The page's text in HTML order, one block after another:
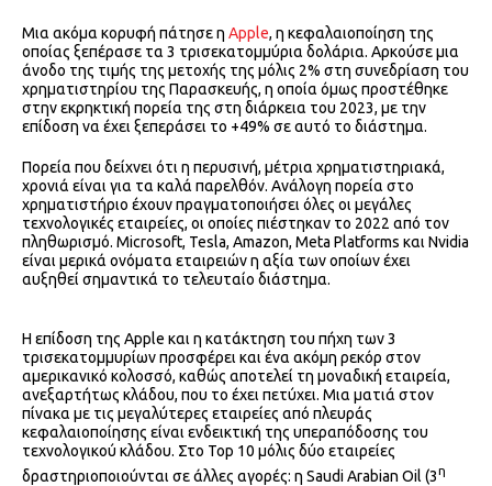
Μια ακόμα κορυφή πάτησε η Apple, η κεφαλαιοποίηση της
οποίας ξεπέρασε τα 3 τρισεκατομμύρια δολάρια. Αρκούσε μια
άνοδο της τιμής της μετοχής της μόλις 2% στη συνεδρίαση του
χρηματιστηρίου της Παρασκευής, η οποία όμως προστέθηκε
στην εκρηκτική πορεία της στη διάρκεια του 2023, με την
επίδοση να έχει ξεπεράσει το +49% σε αυτό το διάστημα.
Πορεία που δείχνει ότι η περυσινή, μέτρια χρηματιστηριακά,
χρονιά είναι για τα καλά παρελθόν. Ανάλογη πορεία στο
χρηματιστήριο έχουν πραγματοποιήσει όλες οι μεγάλες
τεχνολογικές εταιρείες, οι οποίες πιέστηκαν το 2022 από τον
πληθωρισμό. Microsoft, Tesla, Amazon, Meta Platforms και Nvidia
είναι μερικά ονόματα εταιρειών η αξία των οποίων έχει
αυξηθεί σημαντικά το τελευταίο διάστημα.
Η επίδοση της Apple και η κατάκτηση του πήχη των 3
τρισεκατομμυρίων προσφέρει και ένα ακόμη ρεκόρ στον
αμερικανικό κολοσσό, καθώς αποτελεί τη μοναδική εταιρεία,
ανεξαρτήτως κλάδου, που το έχει πετύχει. Μια ματιά στον
πίνακα με τις μεγαλύτερες εταιρείες από πλευράς
κεφαλαιοποίησης είναι ενδεικτική της υπεραπόδοσης του
τεχνολογικού κλάδου. Στο Top 10 μόλις δύο εταιρείες
δραστηριοποιούνται σε άλλες αγορές: η Saudi Arabian Oil (3η